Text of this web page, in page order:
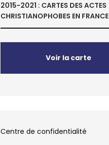
2015-2021 : CARTES DES ACTES
CHRISTIANOPHOBES EN FRANCE
Voir la carte
Centre de confidentialité